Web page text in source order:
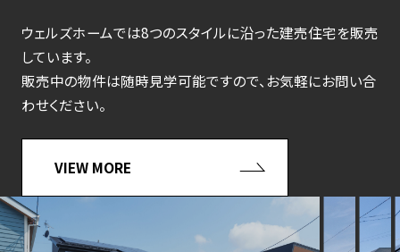
ウェルズホームでは8つのスタイルに沿った建売住宅を販売
しています。
販売中の物件は随時見学可能ですので、お気軽にお問い合
わせください。
VIEW MORE